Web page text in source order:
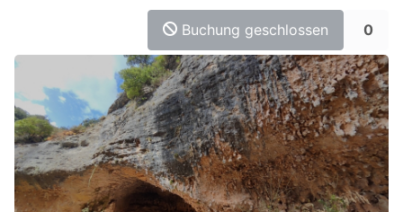
Buchung geschlossen 0